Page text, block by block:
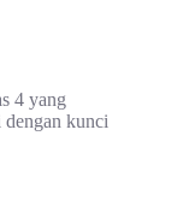
4 yang
dengan kunci